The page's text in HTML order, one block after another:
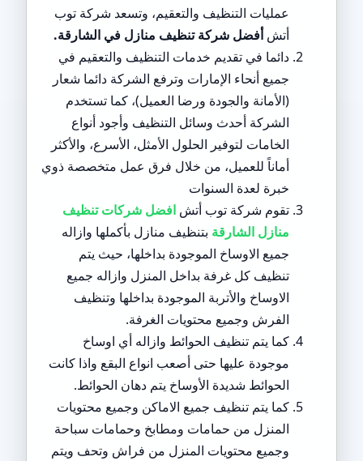
عمليات التنظيف والتعقيم، وتسعد شركة توب
أتشأفضل شركة تنظيف منازل في الشارقة.
دائما في تقديم خدمات التنظيف والتعقيم في
جميع أنحاء الإمارات وترفع الشركة دائما شعار
(الأمانة والجودة ورضا العميل)، كما تستخدم
الشركة أحدث وسائل التنظيف وأجود أنواع
الخامات لتوفير الحلول الأمثل، الأسرع، والأكثر
أماناً للعميل، من خلال فرق عمل متخصصة ذوي
خبرة لعدة السنوات
تقوم شركة توب أتش افضل شركات تنظيف
منازل الشارقة بتنظيف منازل بأكملها وازاله
جميع الاوساخ الموجودة بداخلها، حيث يتم
تنظيف كل غرفة بداخل المنزل وازاله جميع
الاوساخ والأتربة الموجودة بداخلها وتنظيف
الفرش وجميع محتويات الغرفة.
كما يتم تنظيف الحوائط وازاله أي اوساخ
موجودة عليها حتى أصعب انواع البقع واذا كانت
الحوائط شديدة الأوساخ يتم دهان الحوائط.
كما يتم تنظيف جميع الاماكن وجميع محتويات
المنزل من حمامات ومطابخ وحمامات سباحة
وجميع محتويات المنزل من فراش وتحف ويتم